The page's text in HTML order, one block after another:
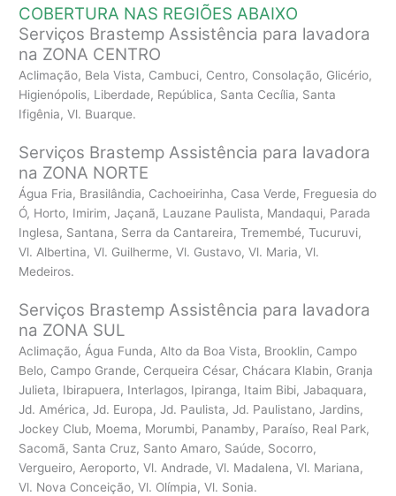
COBERTURA NAS REGIÕES ABAIXO
Serviços Brastemp Assistência para lavadora
na ZONA CENTRO
Aclimação, Bela Vista, Cambuci, Centro, Consolação, Glicério,
Higienópolis, Liberdade, República, Santa Cecília, Santa
Ifigênia, Vl. Buarque.
Serviços Brastemp Assistência para lavadora
na ZONA NORTE
Água Fria, Brasilândia, Cachoeirinha, Casa Verde, Freguesia do
Ó, Horto, Imirim, Jaçanã, Lauzane Paulista, Mandaqui, Parada
Inglesa, Santana, Serra da Cantareira, Tremembé, Tucuruvi,
Vl. Albertina, Vl. Guilherme, Vl. Gustavo, Vl. Maria, Vl.
Medeiros.
Serviços Brastemp Assistência para lavadora
na ZONA SUL
Aclimação, Água Funda, Alto da Boa Vista, Brooklin, Campo
Belo, Campo Grande, Cerqueira César, Chácara Klabin, Granja
Julieta, Ibirapuera, Interlagos, Ipiranga, Itaim Bibi, Jabaquara,
Jd. América, Jd. Europa, Jd. Paulista, Jd. Paulistano, Jardins,
Jockey Club, Moema, Morumbi, Panamby, Paraíso, Real Park,
Sacomã, Santa Cruz, Santo Amaro, Saúde, Socorro,
Vergueiro, Aeroporto, Vl. Andrade, Vl. Madalena, Vl. Mariana,
Vl. Nova Conceição, Vl. Olímpia, Vl. Sonia.